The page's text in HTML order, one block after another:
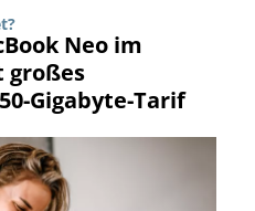
Neo im
großes
Gigabyte-Tarif